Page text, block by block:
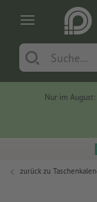
Nur im August:
zurück zu